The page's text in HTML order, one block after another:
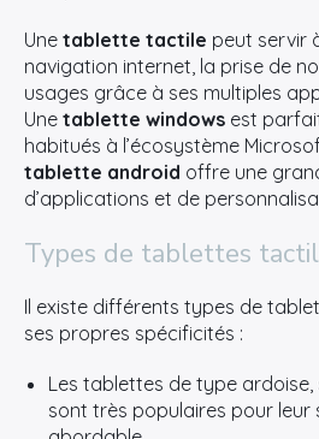
Une tablette tactile peut servir
navigation internet, la prise de
usages grâce à ses multiples
Une tablette windows est
habitués à l’écosystème
tablette android offre une
d’applications et de
Types de tablettes
Il existe différents types de
ses propres spécificités :
Les tablettes de type ardoise,
sont très populaires pour leur